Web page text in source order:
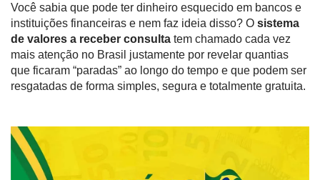
Você sabia que pode ter dinheiro esquecido em bancos e
instituições financeiras e nem faz ideia disso? O sistema
de valores a receber consulta tem chamado cada vez
mais atenção no Brasil justamente por revelar quantias
que ficaram “paradas” ao longo do tempo e que podem ser
resgatadas de forma simples, segura e totalmente gratuita.